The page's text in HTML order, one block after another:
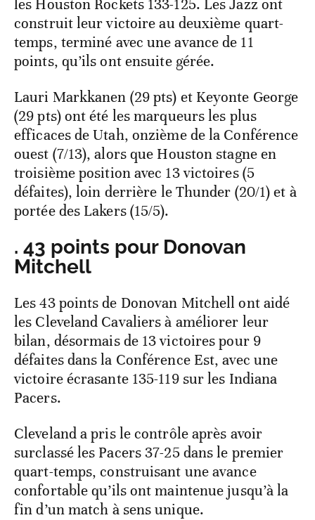
les Houston Rockets 133-125. Les Jazz ont
construit leur victoire au deuxième quart-
temps, terminé avec une avance de 11
points, qu’ils ont ensuite gérée.
Lauri Markkanen (29 pts) et Keyonte George
(29 pts) ont été les marqueurs les plus
efficaces de Utah, onzième de la Conférence
ouest (7/13), alors que Houston stagne en
troisième position avec 13 victoires (5
défaites), loin derrière le Thunder (20/1) et à
portée des Lakers (15/5).
. 43 points pour Donovan
Mitchell
Les 43 points de Donovan Mitchell ont aidé
les Cleveland Cavaliers à améliorer leur
bilan, désormais de 13 victoires pour 9
défaites dans la Conférence Est, avec une
victoire écrasante 135-119 sur les Indiana
Pacers.
Cleveland a pris le contrôle après avoir
surclassé les Pacers 37-25 dans le premier
quart-temps, construisant une avance
confortable qu’ils ont maintenue jusqu’à la
fin d’un match à sens unique.